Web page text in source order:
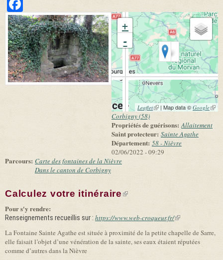
+
-
Leaflet(link is external)
| Map data © Google(link
Corbigny (58)
Propriétés de guérisons:Allaitement
Saint protecteur: Sainte Agathe
Département: 58 - Nièvre
02/06/2022 - 09:29
Parcours: Carte des fontaines de la Nièvre
Dans le canton de Corbigny
Calculez votre itinéraire(link is external)
Pour s'y rendre:
Renseignements recueillis sur : https://www.web-croqueur.fr/(link is external)
La Fontaine Sainte Agathe est située à proximité de la petite chapelle de Sarre,
elle faisait l’objet d’une vénération de la sainte, ses eaux étaient réputées
comme d’autres dans la Nièvre